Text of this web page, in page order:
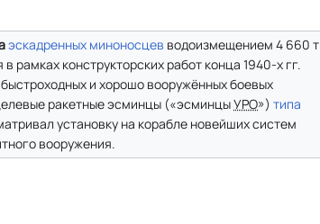
эскадренных миноносцев водоизмещением 4 660 т
в рамках конструкторских работ конца 1940-х гг.
и хорошо вооружённых боевых
ракетные эсминцы («эсминцыУРО») типа
установку на корабле новейших систем
вооружения.